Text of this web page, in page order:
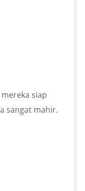
siap
sangat mahir.